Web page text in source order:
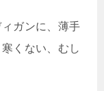
ガンに、薄手
くない、むし